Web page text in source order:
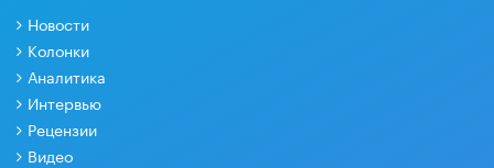
Новости
Колонки
Аналитика
Интервью
Рецензии
Видео